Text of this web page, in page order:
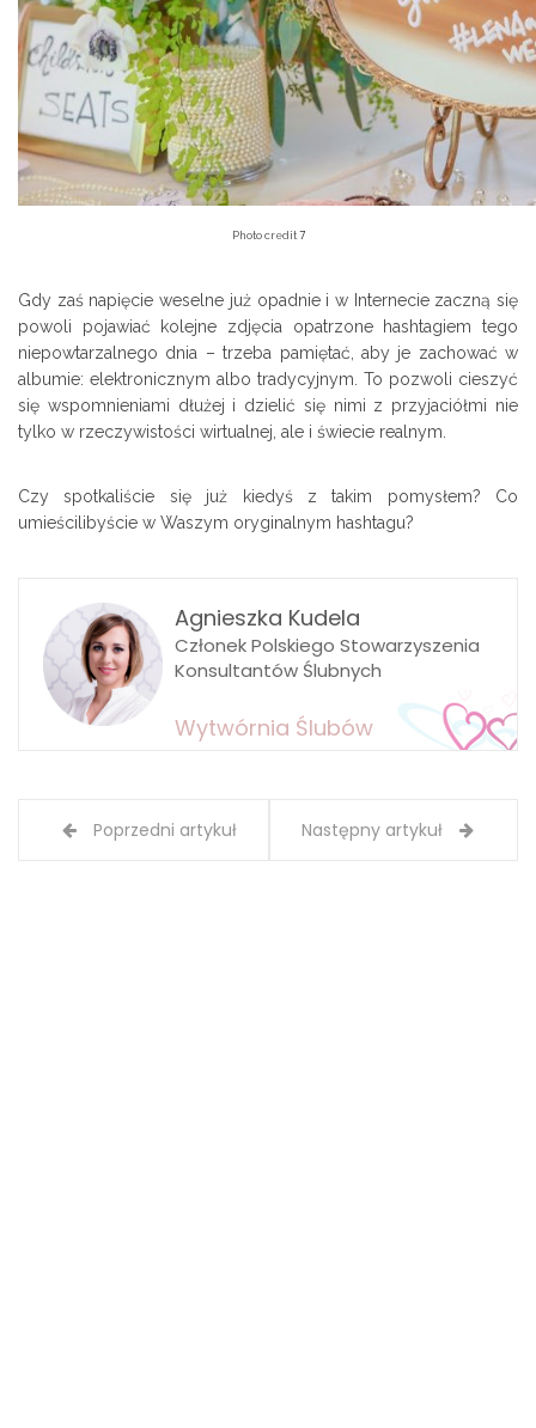
Photo credit 7
Gdy zaś napięcie weselne już opadnie i w Internecie zaczną się
powoli pojawiać kolejne zdjęcia opatrzone hashtagiem tego
niepowtarzalnego dnia – trzeba pamiętać, aby je zachować w
albumie: elektronicznym albo tradycyjnym. To pozwoli cieszyć
się wspomnieniami dłużej i dzielić się nimi z przyjaciółmi nie
tylko w rzeczywistości wirtualnej, ale i świecie realnym.
Czy spotkaliście się już kiedyś z takim pomysłem? Co
umieścilibyście w Waszym oryginalnym hashtagu?
Agnieszka Kudela
Członek Polskiego Stowarzyszenia
Konsultantów Ślubnych
Wytwórnia Ślubów
Poprzedni artykuł Następny artykuł